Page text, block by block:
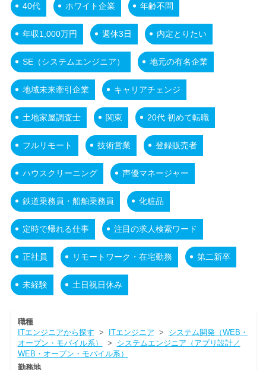
40代 ホワイト企業 年齢不問
年収1,000万円 週休3日 内定とりたい
SE（システムエンジニア） 地元の有名企業
地域未来牽引企業 キャリアチェンジ
土地家屋調査士 関東 20代 初めて転職
フルリモート 技術営業 登録販売者
ハウスクリーニング 声優マネージャー
鉄道乗務員・船舶乗務員 化粧品
定時で帰れる仕事 注目の求人検索ワード
正社員 リモートワーク・在宅勤務 第二新卒
未経験 土日祝日休み
職種
ITエンジニアから探す > ITエンジニア > システム開発（WEB・
オープン・モバイル系）
> システムエンジニア（アプリ設計／
WEB・オープン・モバイル系）
勤務地